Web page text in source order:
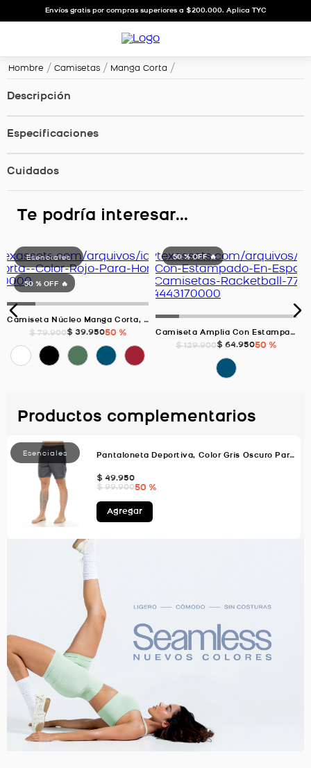
Envíos gratis por compras superiores a $200.000. Aplica TYC
Hombre Camisetas Manga Corta
Descripción
Especificaciones
Cuidados
Te podría interesar...
50 % OFF 🔥
Camiseta Núcleo Manga Corta, Color Rojo Para Hombre
$ 79.900$ 39.95050 %
50 % OFF 🔥
Camiseta Amplia Con Estampado En Espalda, Color Azul Oscuro Para Hombre
$ 129.900$ 64.95050 %
Productos complementarios
Pantaloneta Deportiva, Color Gris Oscuro Para Hombre
$ 49.950
$ 99.90050 %
Agregar